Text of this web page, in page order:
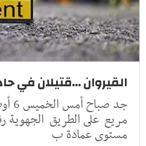
القيروان ...قتيلان في
مستوى عمادة ب